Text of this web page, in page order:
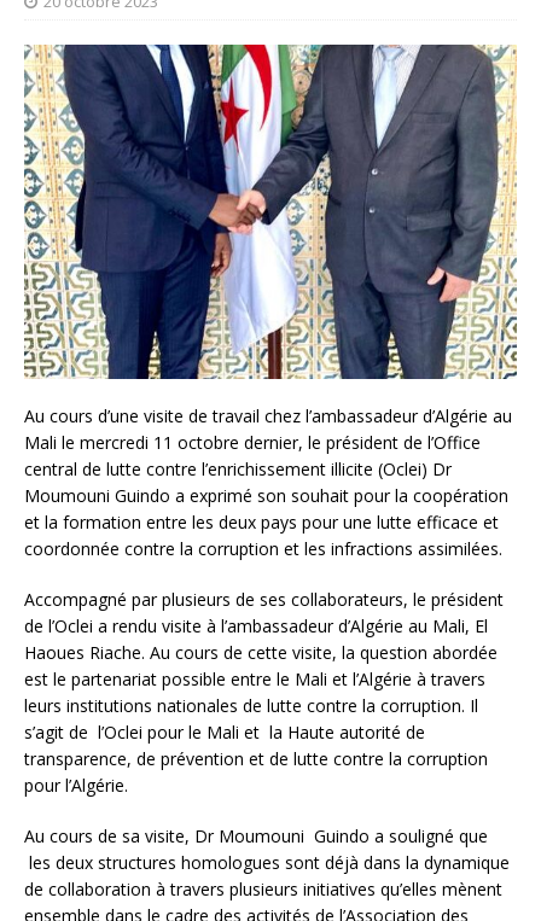
Au cours d’une visite de travail chez l’ambassadeur d’Algérie au
Mali le mercredi 11 octobre dernier, le président de l’Office
central de lutte contre l’enrichissement illicite (Oclei) Dr
Moumouni Guindo a exprimé son souhait pour la coopération
et la formation entre les deux pays pour une lutte efficace et
coordonnée contre la corruption et les infractions assimilées.
Accompagné par plusieurs de ses collaborateurs, le président
de l’Oclei a rendu visite à l’ambassadeur d’Algérie au Mali, El
Haoues Riache. Au cours de cette visite, la question abordée
est le partenariat possible entre le Mali et l’Algérie à travers
leurs institutions nationales de lutte contre la corruption. Il
s’agit de l’Oclei pour le Mali et la Haute autorité de
transparence, de prévention et de lutte contre la corruption
pour l’Algérie.
Au cours de sa visite, Dr Moumouni Guindo a souligné que
les deux structures homologues sont déjà dans la dynamique
de collaboration à travers plusieurs initiatives qu’elles mènent
ensemble dans le cadre des activités de l’Association des